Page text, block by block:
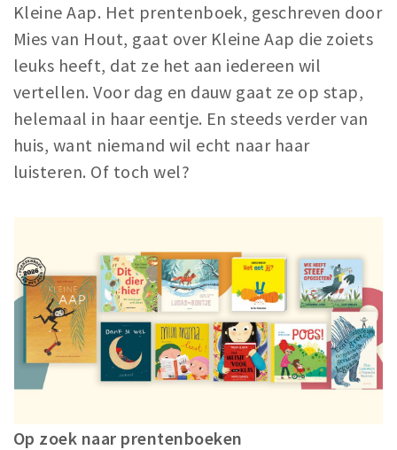
Kleine Aap. Het prentenboek, geschreven door
Mies van Hout, gaat over Kleine Aap die zoiets
leuks heeft, dat ze het aan iedereen wil
vertellen. Voor dag en dauw gaat ze op stap,
helemaal in haar eentje. En steeds verder van
huis, want niemand wil echt naar haar
luisteren. Of toch wel?
Op zoek naar prentenboeken